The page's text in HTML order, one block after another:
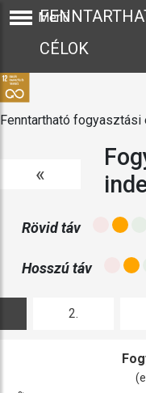
Menü
CÉLOK
Fenntartható
«
Rövid táv
Hosszú táv
2.